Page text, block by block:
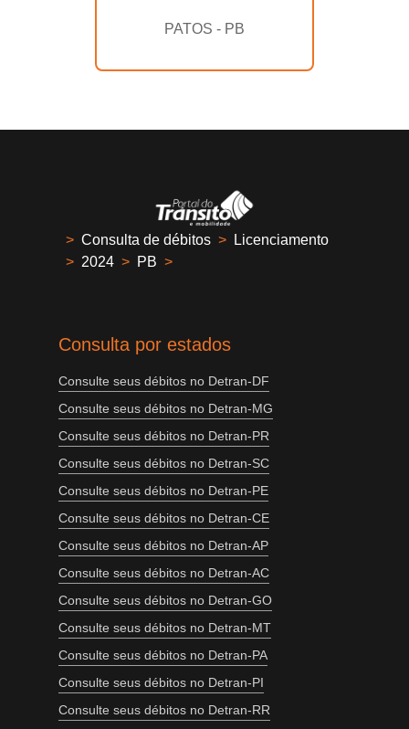
PATOS - PB
> Consulta de débitos >
Licenciamento
> 2024 > PB >
Consulta por estados
Consulte seus débitos no Detran-DF
Consulte seus débitos no Detran-MG
Consulte seus débitos no Detran-PR
Consulte seus débitos no Detran-SC
Consulte seus débitos no Detran-PE
Consulte seus débitos no Detran-CE
Consulte seus débitos no Detran-AP
Consulte seus débitos no Detran-AC
Consulte seus débitos no Detran-GO
Consulte seus débitos no Detran-MT
Consulte seus débitos no Detran-PA
Consulte seus débitos no Detran-PI
Consulte seus débitos no Detran-RR